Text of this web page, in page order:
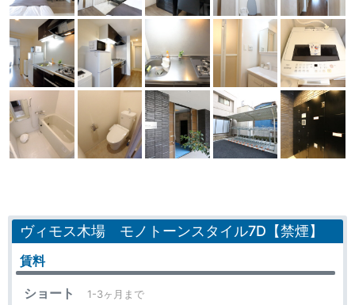
ヴィモス木場 モノトーンスタイル7D【禁煙】
賃料
ショート 1-3ヶ月まで